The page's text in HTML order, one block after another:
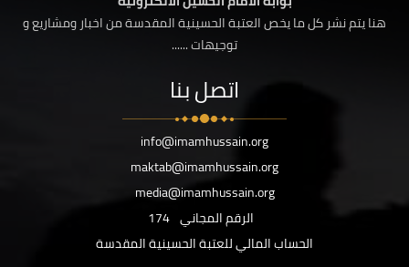
هنا يتم نشر كل ما يخص العتبة الحسينية المقدسة من اخبار ومشاريع و
توجيهات ......
اتصل بنا
info@imamhussain.org
maktab@imamhussain.org
media@imamhussain.org
الرقم المجاني 174
الحساب المالي للعتبة الحسينية المقدسة